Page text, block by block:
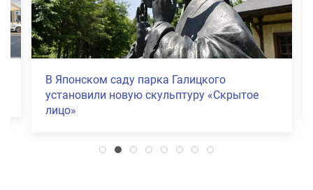
В Японском саду парка Галицкого
установили новую скульптуру «Скрытое
лицо»